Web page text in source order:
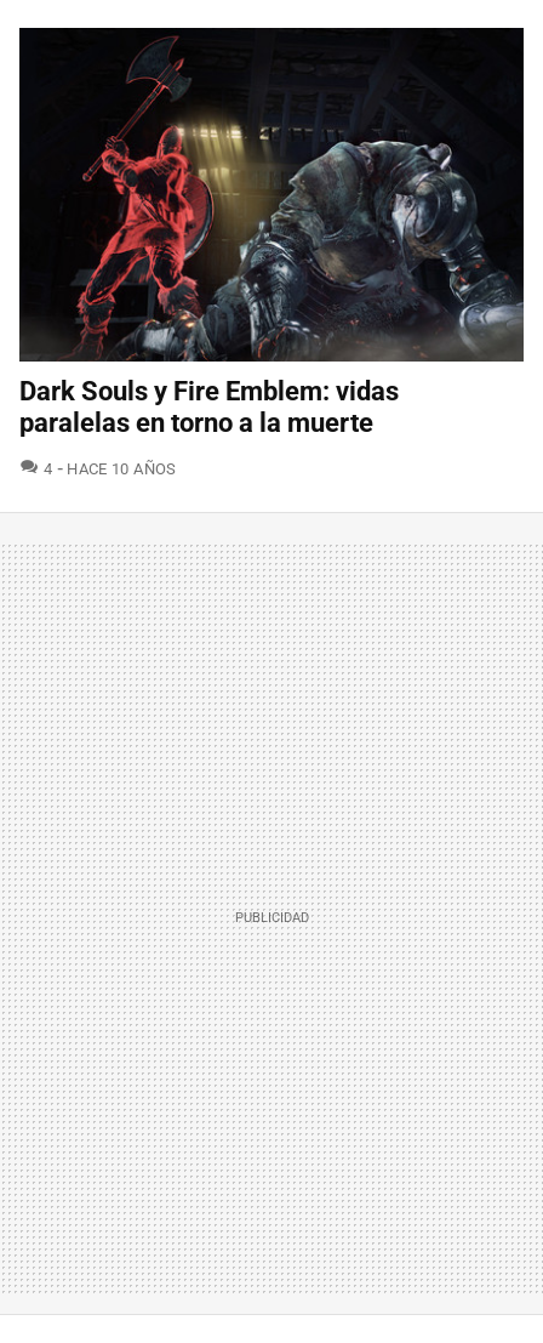
Dark Souls y Fire Emblem: vidas
paralelas en torno a la muerte
4 COMENTARIOS
HACE 10 AÑOS